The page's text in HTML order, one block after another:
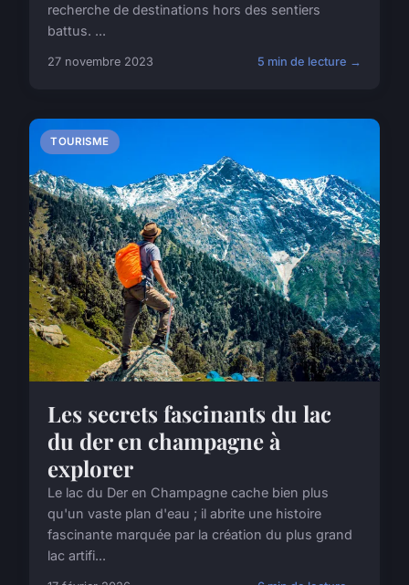
recherche de destinations hors des sentiers
battus. ...
27 novembre 2023 5 min de lecture →
TOURISME
Les secrets fascinants du lac
du der en champagne à
explorer
Le lac du Der en Champagne cache bien plus
qu'un vaste plan d'eau ; il abrite une histoire
fascinante marquée par la création du plus grand
lac artifi...